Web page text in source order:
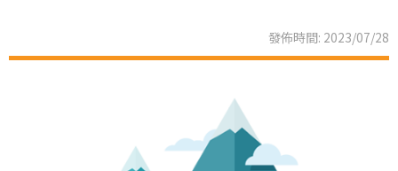
發佈時間: 2023/07/28